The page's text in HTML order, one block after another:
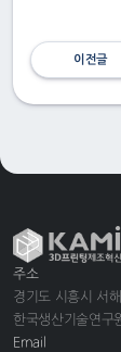
이전글
주소
경기도 시흥시 서
한국생산기술연구
Email